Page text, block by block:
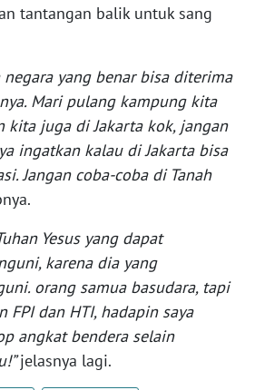
tantangan balik untuk sang
negara yang benar bisa diterima
Mari pulang kampung kita
kita juga di Jakarta kok, jangan
ingatkan kalau di Jakarta bisa
Jangan coba-coba di Tanah
Yesus yang dapat
karena dia yang
orang samua basudara, tapi
FPI dan HTI, hadapin saya
angkat bendera selain
jelasnya lagi.